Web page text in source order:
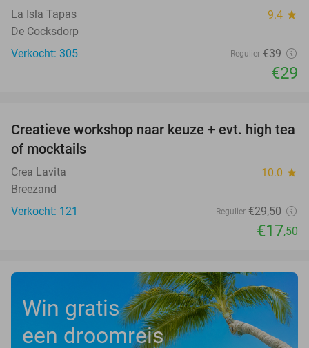
La Isla Tapas 9.4 star
De Cocksdorp
Verkocht: 305
Regulier €39
€29
41%
Creatieve workshop naar keuze + evt. high tea
of mocktails
Crea Lavita 10.0 star
Breezand
Verkocht: 121
Regulier €29,50
€17,50
Win gratis
een droomreis